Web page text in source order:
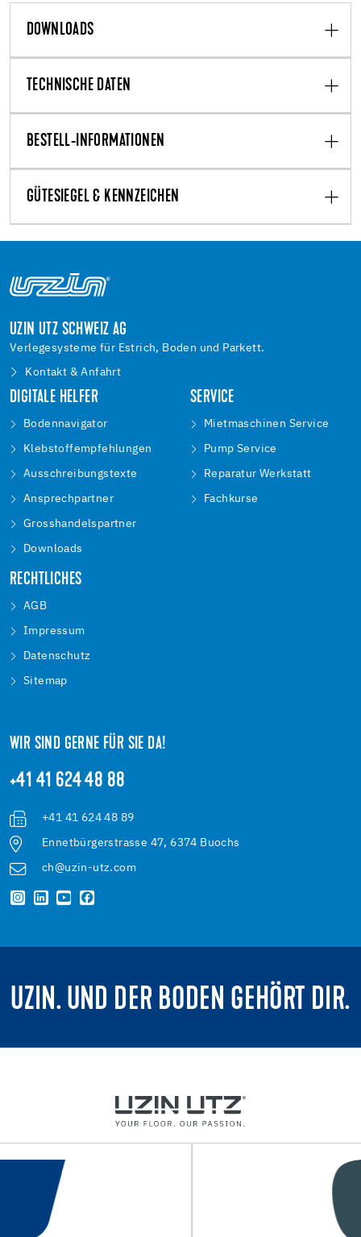
DOWNLOADS
TECHNISCHE DATEN
BESTELL-INFORMATIONEN
GÜTESIEGEL & KENNZEICHEN
UZIN UTZ SCHWEIZ AG
Verlegesysteme für Estrich, Boden und Parkett.
Kontakt & Anfahrt
DIGITALE HELFER
Bodennavigator
Klebstoffempfehlungen
Ausschreibungstexte
Ansprechpartner
Grosshandelspartner
Downloads
SERVICE
Mietmaschinen Service
Pump Service
Reparatur Werkstatt
Fachkurse
RECHTLICHES
AGB
Impressum
Datenschutz
Sitemap
WIR SIND GERNE FÜR SIE DA!
+41 41 624 48 88
+41 41 624 48 89
Ennetbürgerstrasse 47, 6374 Buochs
ch@uzin-utz.com
UZIN. UND DER BODEN GEHÖRT DIR.